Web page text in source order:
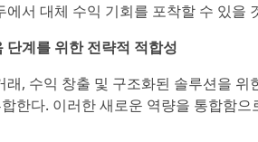
에서 대체 수익 기회를 포착할 수 있을
단계를 위한 전략적 적합성
래, 수익 창출 및 구조화된 솔루션을
한다. 이러한 새로운 역량을 통합함